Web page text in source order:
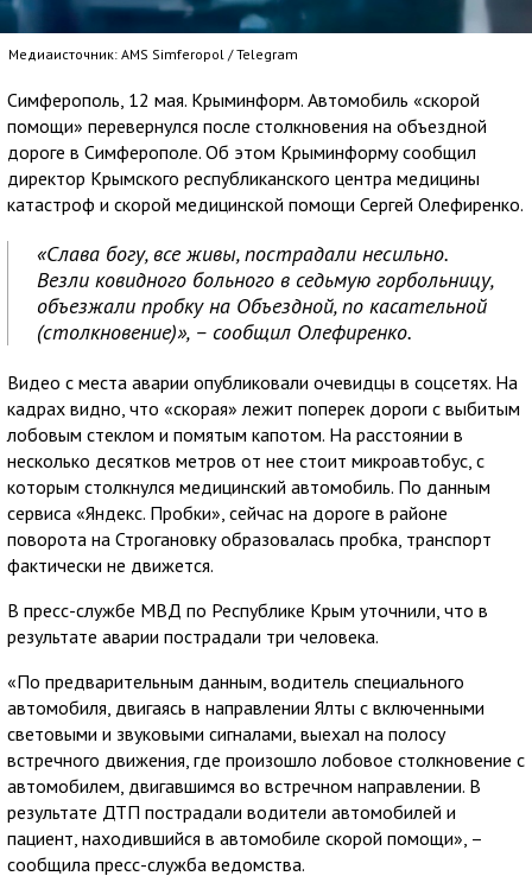
Медиаисточник: AMS Simferopol / Telegram
Симферополь, 12 мая. Крыминформ. Автомобиль «скорой
помощи» перевернулся после столкновения на объездной
дороге в Симферополе. Об этом Крыминформу сообщил
директор Крымского республиканского центра медицины
катастроф и скорой медицинской помощи Сергей Олефиренко.
«Слава богу, все живы, пострадали несильно.
Везли ковидного больного в седьмую горбольницу,
объезжали пробку на Объездной, по касательной
(столкновение)», – сообщил Олефиренко.
Видео с места аварии опубликовали очевидцы в соцсетях. На
кадрах видно, что «скорая» лежит поперек дороги с выбитым
лобовым стеклом и помятым капотом. На расстоянии в
несколько десятков метров от нее стоит микроавтобус, с
которым столкнулся медицинский автомобиль. По данным
сервиса «Яндекс. Пробки», сейчас на дороге в районе
поворота на Строгановку образовалась пробка, транспорт
фактически не движется.
В пресс-службе МВД по Республике Крым уточнили, что в
результате аварии пострадали три человека.
«По предварительным данным, водитель специального
автомобиля, двигаясь в направлении Ялты с включенными
световыми и звуковыми сигналами, выехал на полосу
встречного движения, где произошло лобовое столкновение с
автомобилем, двигавшимся во встречном направлении. В
результате ДТП пострадали водители автомобилей и
пациент, находившийся в автомобиле скорой помощи», –
сообщила пресс-служба ведомства.